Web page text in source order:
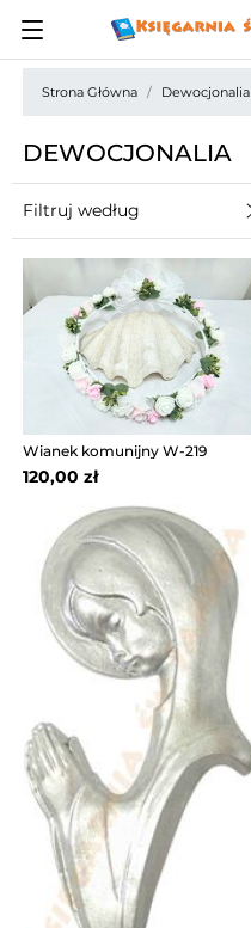
Strona Główna Dewocjonalia
DEWOCJONALIA
Filtruj według
Wianek komunijny W-219
120,00 zł